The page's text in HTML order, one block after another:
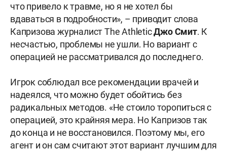
что привело к травме, но я не хотел бы
вдаваться в подробности», – приводит слова
Капризова журналист The AthleticДжо Смит. К
несчастью, проблемы не ушли. Но вариант с
операцией не рассматривался до последнего.
Игрок соблюдал все рекомендации врачей и
надеялся, что можно будет обойтись без
радикальных методов. «Не стоило торопиться с
операцией, это крайняя мера. Но Капризов так
до конца и не восстановился. Поэтому мы, его
агент и он сам считают этот вариант лучшим для